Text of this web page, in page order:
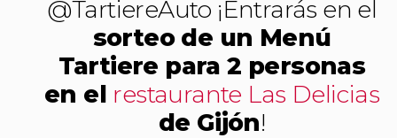
@TartiereAuto ¡Entrarás en el
sorteo de un Menú
Tartiere para 2 personas
en el restaurante Las Delicias
de Gijón!